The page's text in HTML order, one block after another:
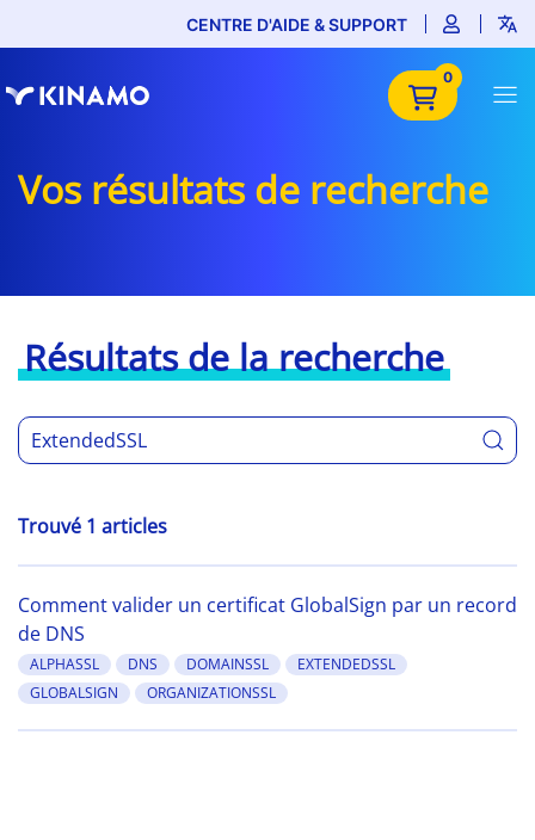
CENTRE D'AIDE & SUPPORT
0
Vos résultats de recherche
Résultats de la recherche
Trouvé 1 articles
Comment valider un certificat GlobalSign par un record
de DNS
ALPHASSL DNS DOMAINSSL
EXTENDEDSSL
GLOBALSIGN
ORGANIZATIONSSL